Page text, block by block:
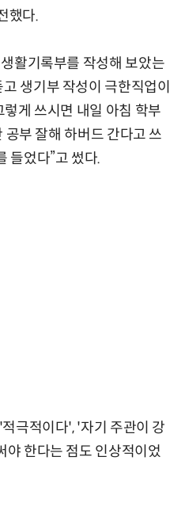
했다.
활기록부를 작성해 보았는
생기부 작성이 극한직업이
게 쓰시면 내일 아침 학부
부 잘해 하버드 간다고 쓰
들었다”고 썼다.
극적이다', '자기 주관이 강
야 한다는 점도 인상적이었